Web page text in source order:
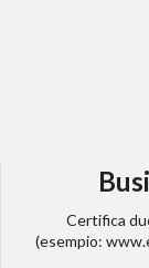
Certifica
(esempio: